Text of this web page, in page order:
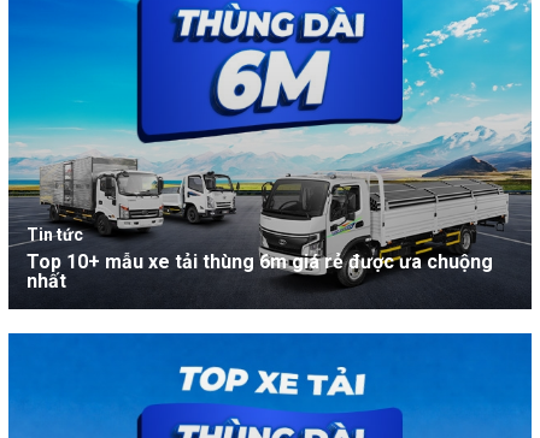
Tin tức
Top 10+ mẫu xe tải thùng 6m giá rẻ được ưa chuộng
nhất